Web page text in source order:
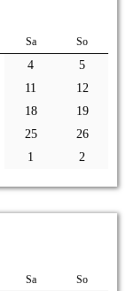
Sa So
4
5
11
12
18
19
25
26
1 2
Sa So